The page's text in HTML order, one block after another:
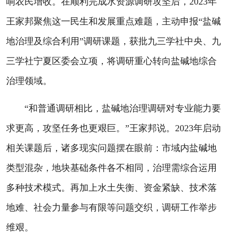
王家邦聚焦这一民生和发展重点难题，主动申报“盐碱
地治理及综合利用”调研课题，获批九三学社中央、九
三学社宁夏区委会立项，将调研重心转向盐碱地综合
治理领域。
“和普通调研相比，盐碱地治理调研对专业能力要
求更高，攻坚任务也更艰巨。”王家邦说。2023年启动
相关课题后，诸多现实问题摆在眼前：市域内盐碱地
类型混杂，地块基础条件各不相同，治理需综合运用
多种技术模式。再加上水土失衡、资金紧缺、技术落
地难、社会力量参与有限等问题交织，调研工作举步
维艰。